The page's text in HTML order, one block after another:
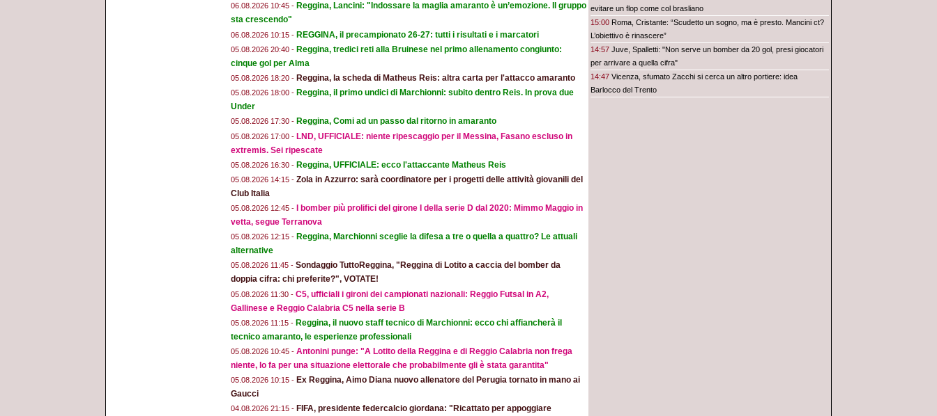
06.08.2026 10:45 - Reggina, Lancini: "Indossare la maglia amaranto è un’emozione. Il gruppo
sta crescendo"
06.08.2026 10:15 - REGGINA, il precampionato 26-27: tutti i risultati e i marcatori
05.08.2026 20:40 - Reggina, tredici reti alla Bruinese nel primo allenamento congiunto:
cinque gol per Alma
05.08.2026 18:20 - Reggina, la scheda di Matheus Reis: altra carta per l'attacco amaranto
05.08.2026 18:00 - Reggina, il primo undici di Marchionni: subito dentro Reis. In prova due
Under
05.08.2026 17:30 - Reggina, Comi ad un passo dal ritorno in amaranto
05.08.2026 17:00 - LND, UFFICIALE: niente ripescaggio per il Messina, Fasano escluso in
extremis. Sei ripescate
05.08.2026 16:30 - Reggina, UFFICIALE: ecco l'attaccante Matheus Reis
05.08.2026 14:15 - Zola in Azzurro: sarà coordinatore per i progetti delle attività giovanili del
Club Italia
05.08.2026 12:45 -
I bomber più prolifici del girone I della serie D dal 2020: Mimmo Maggio in
vetta, segue Terranova
05.08.2026 12:15 - Reggina, Marchionni sceglie la difesa a tre o quella a quattro? Le attuali
alternative
05.08.2026 11:45 - Sondaggio TuttoReggina, "Reggina di Lotito a caccia del bomber da
doppia cifra: chi preferite?", VOTATE!
05.08.2026 11:30 - C5, ufficiali i gironi dei campionati nazionali: Reggio Futsal in A2,
Gallinese e Reggio Calabria C5 nella serie B
05.08.2026 11:15 - Reggina, il nuovo staff tecnico di Marchionni: ecco chi affiancherà il
tecnico amaranto, le esperienze professionali
05.08.2026 10:45 - Antonini punge: "A Lotito della Reggina e di Reggio Calabria non frega
niente, lo fa per una situazione elettorale che probabilmente gli è stata garantita"
05.08.2026 10:15 - Ex Reggina, Aimo Diana nuovo allenatore del Perugia tornato in mano ai
Gaucci
04.08.2026 21:15 - FIFA, presidente federcalcio giordana: "Ricattato per appoggiare
evitare un flop come col brasliano
15:00 Roma, Cristante: “Scudetto un sogno, ma è presto. Mancini ct?
L’obiettivo è rinascere”
14:57 Juve, Spalletti: "Non serve un bomber da 20 gol, presi giocatori
per arrivare a quella cifra"
14:47 Vicenza, sfumato Zacchi si cerca un altro portiere: idea
Barlocco del Trento